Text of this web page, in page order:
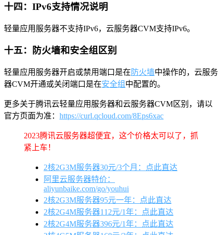
十四：IPv6支持情况说明
轻量应用服务器不支持IPv6，云服务器CVM支持IPv6。
十五：防火墙和安全组区别
轻量应用服务器开启或禁用端口是在 防火墙中操作的，云服务
器CVM开通或关闭端口是在安全组 中配置的。
更多关于腾讯云轻量应用服务器和云服务器CVM区别，请以
官方页面为准： https://curl.qcloud.com/8Eps6xac
2023腾讯云服务器超便宜，这个价格太可以了，抓
紧上车！
2核2G3M服务器30元/3个月：点此直达
阿里云服务器特价：
aliyunbaike.com/go/youhui
2核2G3M服务器95元一年：点此直达
2核2G4M服务器112元/1年：点此直达
2核2G4M服务器396元/1年：点此直达